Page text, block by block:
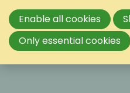
Enable all cookies
Only essential cookies